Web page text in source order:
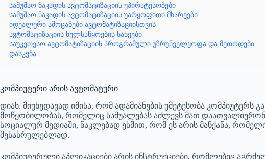
სამუშაო ნაკადის ავტომატიზაციის უპირატესობები
სამუშაო ნაკადის ავტომატიზაციის უარყოფითი მხარეები
იდეალური ამოცანები ავტომატიზაციისთვის
ავტომატიზაციის ხელსაწყოების სახეები
საუკეთესო ავტომატიზაციის პროგრამული უზრუნველყოფა და მეთოდები
დასკვნა
კომპიუტერი არის ავტომატური
დიახ. მიუხედავად იმისა, რომ ადამიანების უმეტესობა
მოწყობილობას, რომელიც საშუალებას აძლევს მათ
სოციალურ მედიაში, ნაკლებად ესმით, რომ ეს არის მანქანა,
შესასრულებლად.
კომპიუტერული აპლიკაციები არის ინსტრუქციები, რომლებიც